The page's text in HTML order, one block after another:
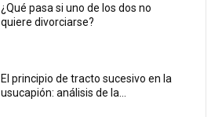
¿Qué pasa si uno de los dos no
quiere divorciarse?
El principio de tracto sucesivo en la
usucapión: análisis de la...